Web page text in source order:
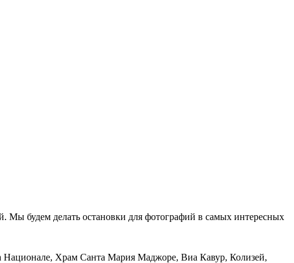
Мы будем делать остановки для фотографий в самых интересных
Храм Санта Мария Маджоре, Виа Кавур, Колизей,